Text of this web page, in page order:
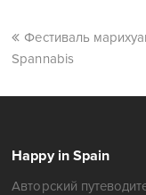
Фестиваль
Spannabis
Happy in Spain
Авторский